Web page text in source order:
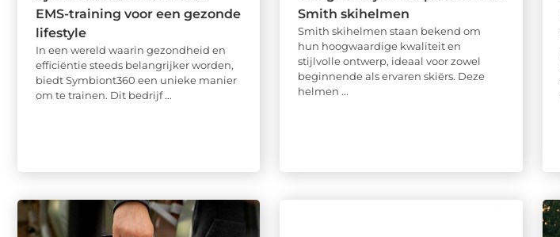
EMS-training voor een gezonde
lifestyle
In een wereld waarin gezondheid en
efficiëntie steeds belangrijker worden,
biedt Symbiont360 een unieke manier
om te trainen. Dit bedrijf ...
Smith skihelmen
Smith skihelmen staan bekend om
hun hoogwaardige kwaliteit en
stijlvolle ontwerp, ideaal voor zowel
beginnende als ervaren skiërs. Deze
helmen ...